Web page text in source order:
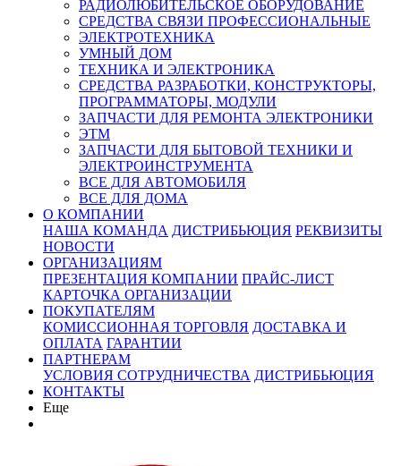
РАДИОЛЮБИТЕЛЬСКОЕ ОБОРУДОВАНИЕ
СРЕДСТВА СВЯЗИ ПРОФЕССИОНАЛЬНЫЕ
ЭЛЕКТРОТЕХНИКА
УМНЫЙ ДОМ
ТЕХНИКА И ЭЛЕКТРОНИКА
СРЕДСТВА РАЗРАБОТКИ, КОНСТРУКТОРЫ,
ПРОГРАММАТОРЫ, МОДУЛИ
ЗАПЧАСТИ ДЛЯ РЕМОНТА ЭЛЕКТРОНИКИ
ЭТМ
ЗАПЧАСТИ ДЛЯ БЫТОВОЙ ТЕХНИКИ И
ЭЛЕКТРОИНСТРУМЕНТА
ВСЕ ДЛЯ АВТОМОБИЛЯ
ВСЕ ДЛЯ ДОМА
О КОМПАНИИ
НАША КОМАНДА ДИСТРИБЬЮЦИЯ РЕКВИЗИТЫ
НОВОСТИ
ОРГАНИЗАЦИЯМ
ПРЕЗЕНТАЦИЯ КОМПАНИИ ПРАЙС-ЛИСТ
КАРТОЧКА ОРГАНИЗАЦИИ
ПОКУПАТЕЛЯМ
КОМИССИОННАЯ ТОРГОВЛЯ ДОСТАВКА И
ОПЛАТА ГАРАНТИИ
ПАРТНЕРАМ
УСЛОВИЯ СОТРУДНИЧЕСТВА ДИСТРИБЬЮЦИЯ
КОНТАКТЫ
Еще